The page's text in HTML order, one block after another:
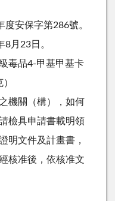
安保字第286號。
月23日。
毒品4-甲基甲基卡
機關（構），如何
檢具申請書載明領
明文件及計畫書，
核准後，依核准文